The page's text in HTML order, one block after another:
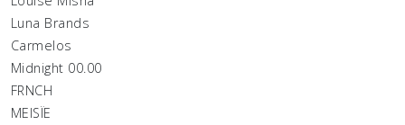
Luna Brands
Carmelos
Midnight 00.00
FRNCH
MEISÏE